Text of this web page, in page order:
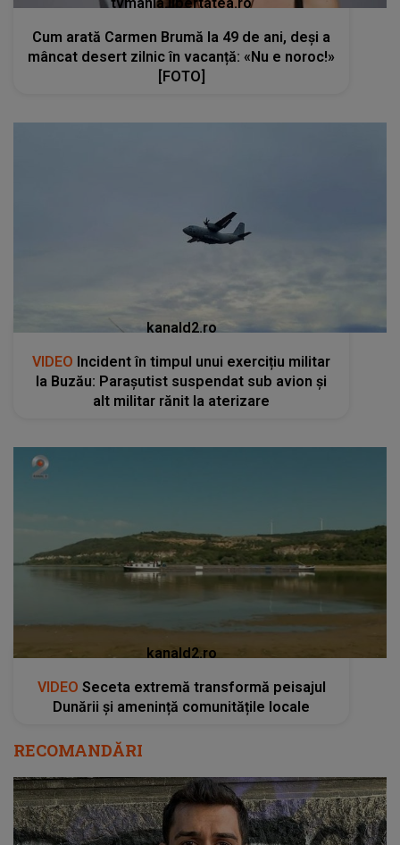
Cum arată Carmen Brumă la 49 de ani, deși a
mâncat desert zilnic în vacanță: «Nu e noroc!»
[FOTO]
kanald2.ro
VIDEO Incident în timpul unui exercițiu militar
la Buzău: Parașutist suspendat sub avion și
alt militar rănit la aterizare
kanald2.ro
VIDEO Seceta extremă transformă peisajul
Dunării și amenință comunitățile locale
RECOMANDĂRI